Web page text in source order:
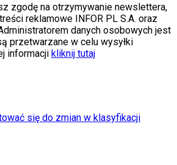
zgodę na otrzymywanie newslettera,
reklamowe INFOR PL S.A. oraz
danych osobowych jest
przetwarzane w celu wysyłki
informacji kliknij tutaj
się do zmian w klasyfikacji